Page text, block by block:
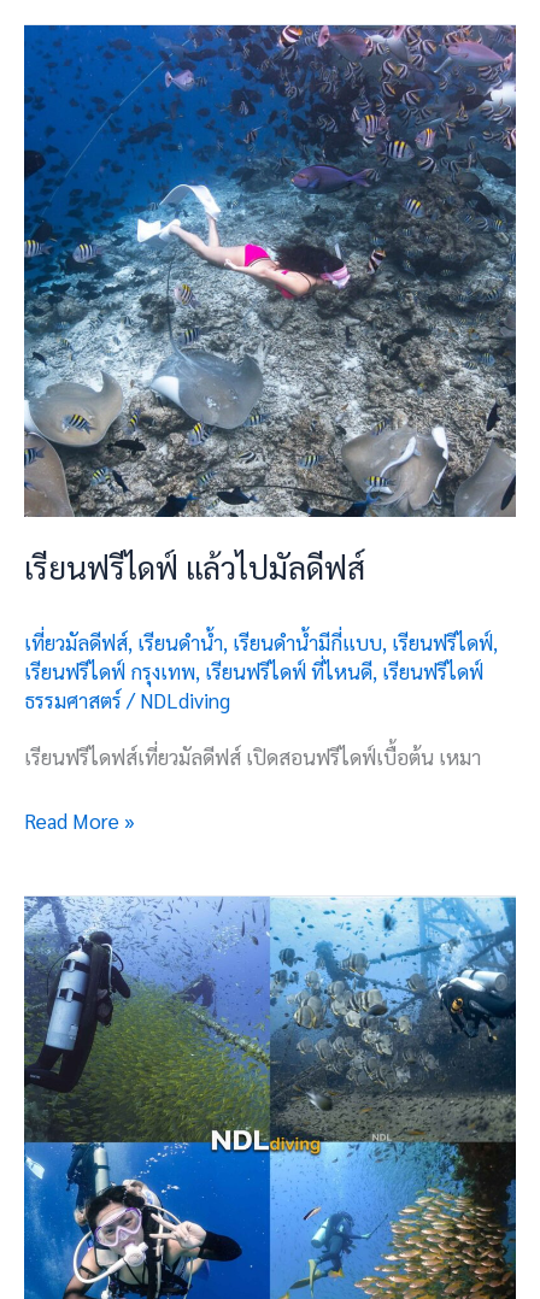
เรียนฟรีไดฟ์ แล้วไปมัลดีฟส์
เที่ยวมัลดีฟส์, เรียนดำน้ำ, เรียนดำน้ำมีกี่แบบ, เรียนฟรีไดฟ์,
เรียนฟรีไดฟ์ กรุงเทพ, เรียนฟรีไดฟ์ ที่ไหนดี, เรียนฟรีไดฟ์
ธรรมศาสตร์ /NDLdiving
เรียนฟรีไดฟส์เที่ยวมัลดีฟส์ เปิดสอนฟรีไดฟ์เบื้อต้น เหมา
เรียน
ฟรี
ไดฟ์
แล้ว
ไป
มัลดีฟ
ส์
Read More »
เรียน
ดำ
น้ำ
ลึก
ส
คู
บ้า
SCUBA